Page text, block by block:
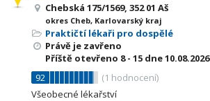
Chebská 175/1569, 352 01 Aš
okres Cheb, Karlovarský kraj
Praktičtí lékaři pro dospělé
Právě je zavřeno
Příště otevřeno 8 - 15 dne 10.08.2026
92
(1 hodnocení)
Všeobecné lékařství